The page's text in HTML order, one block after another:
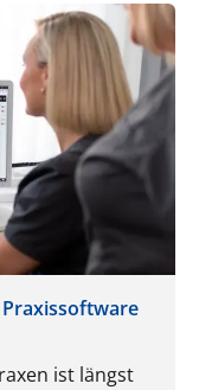
ist längst